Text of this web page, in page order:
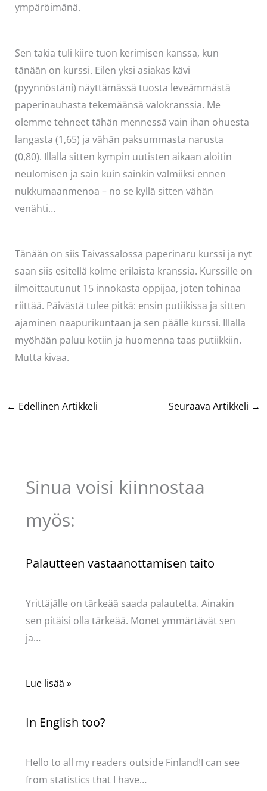
ympäröimänä.
Sen takia tuli kiire tuon kerimisen kanssa, kun
tänään on kurssi. Eilen yksi asiakas kävi
(pyynnöstäni) näyttämässä tuosta leveämmästä
paperinauhasta tekemäänsä valokranssia. Me
olemme tehneet tähän mennessä vain ihan ohuesta
langasta (1,65) ja vähän paksummasta narusta
(0,80). Illalla sitten kympin uutisten aikaan aloitin
neulomisen ja sain kuin sainkin valmiiksi ennen
nukkumaanmenoa – no se kyllä sitten vähän
venähti…
Tänään on siis Taivassalossa paperinaru kurssi ja nyt
saan siis esitellä kolme erilaista kranssia. Kurssille on
ilmoittautunut 15 innokasta oppijaa, joten tohinaa
riittää. Päivästä tulee pitkä: ensin putiikissa ja sitten
ajaminen naapurikuntaan ja sen päälle kurssi. Illalla
myöhään paluu kotiin ja huomenna taas putiikkiin.
Mutta kivaa.
← Edellinen Artikkeli Seuraava Artikkeli →
Sinua voisi kiinnostaa
myös:
Palautteen vastaanottamisen taito
Yrittäjälle on tärkeää saada palautetta. Ainakin
sen pitäisi olla tärkeää. Monet ymmärtävät sen
ja…
Lue lisää »
In English too?
Hello to all my readers outside Finland!I can see
from statistics that I have…